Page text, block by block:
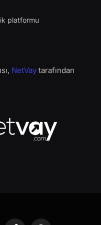
platformu
NetVay tarafından